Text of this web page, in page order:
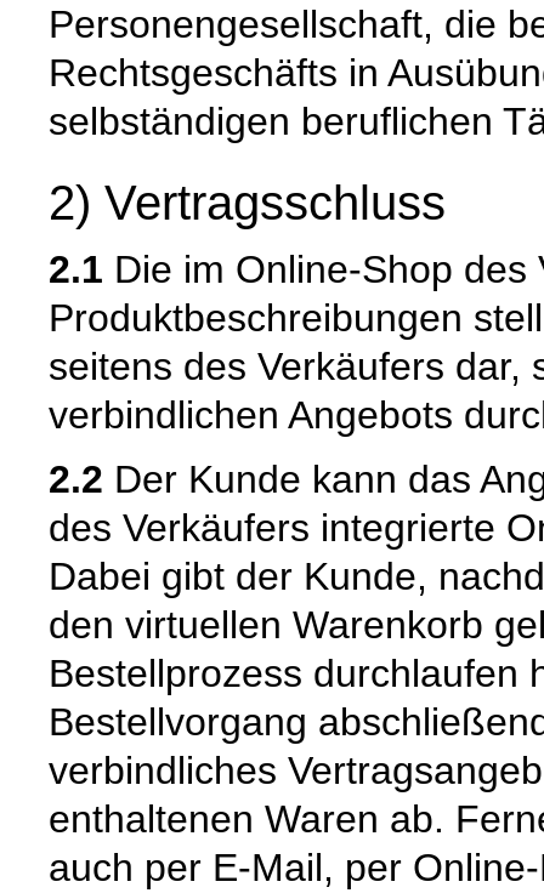
Personengesellschaft, die
Rechtsgeschäfts in
selbständigen beruflichen
2) Vertragsschluss
2.1 Die im Online-Shop
Produktbeschreibungen
seitens des Verkäufers dar,
verbindlichen Angebots
2.2 Der Kunde kann das
des Verkäufers integrierte
Dabei gibt der Kunde,
den virtuellen Warenkorb
Bestellprozess durchlaufen
Bestellvorgang
verbindliches
enthaltenen Waren ab.
auch per E-Mail, per